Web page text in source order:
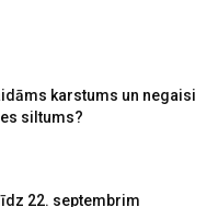
karstums un negaisi
siltums?
22. septembrim